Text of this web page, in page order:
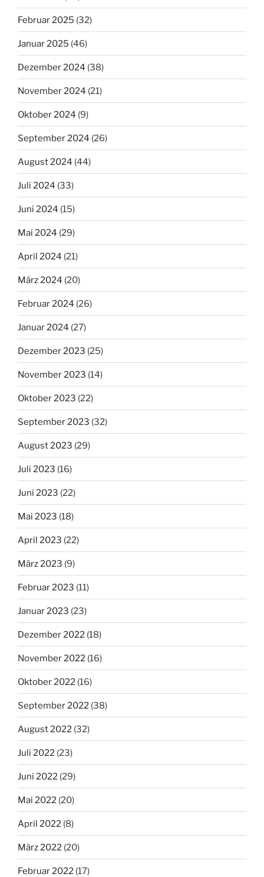
Februar 2025 (32)
Januar 2025 (46)
Dezember 2024 (38)
November 2024 (21)
Oktober 2024 (9)
September 2024 (26)
August 2024 (44)
Juli 2024 (33)
Juni 2024 (15)
Mai 2024 (29)
April 2024 (21)
März 2024 (20)
Februar 2024 (26)
Januar 2024 (27)
Dezember 2023 (25)
November 2023 (14)
Oktober 2023 (22)
September 2023 (32)
August 2023 (29)
Juli 2023 (16)
Juni 2023 (22)
Mai 2023 (18)
April 2023 (22)
März 2023 (9)
Februar 2023 (11)
Januar 2023 (23)
Dezember 2022 (18)
November 2022 (16)
Oktober 2022 (16)
September 2022 (38)
August 2022 (32)
Juli 2022 (23)
Juni 2022 (29)
Mai 2022 (20)
April 2022 (8)
März 2022 (20)
Februar 2022 (17)